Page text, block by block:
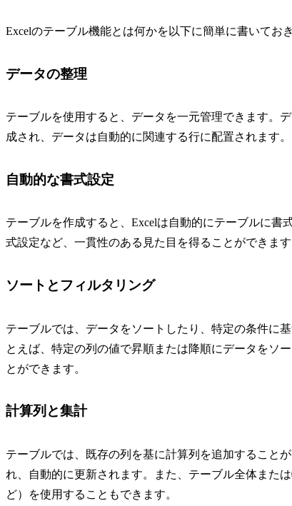
Excelのテーブル機能とは何かを以下に簡単に書いておき
データの整理
テーブルを使用すると、データを一元管理できます。
成され、データは自動的に関連する行に配置されます
自動的な書式設定
テーブルを作成すると、Excelは自動的にテーブルに
式設定など、一貫性のある見た目を得ることができます
ソートとフィルタリング
テーブルでは、データをソートしたり、特定の条件に
とえば、特定の列の値で昇順または降順にデータをソ
とができます。
計算列と集計
テーブルでは、既存の列を基に計算列を追加すること
れ、自動的に更新されます。また、テーブル全体また
ど）を使用することもできます。